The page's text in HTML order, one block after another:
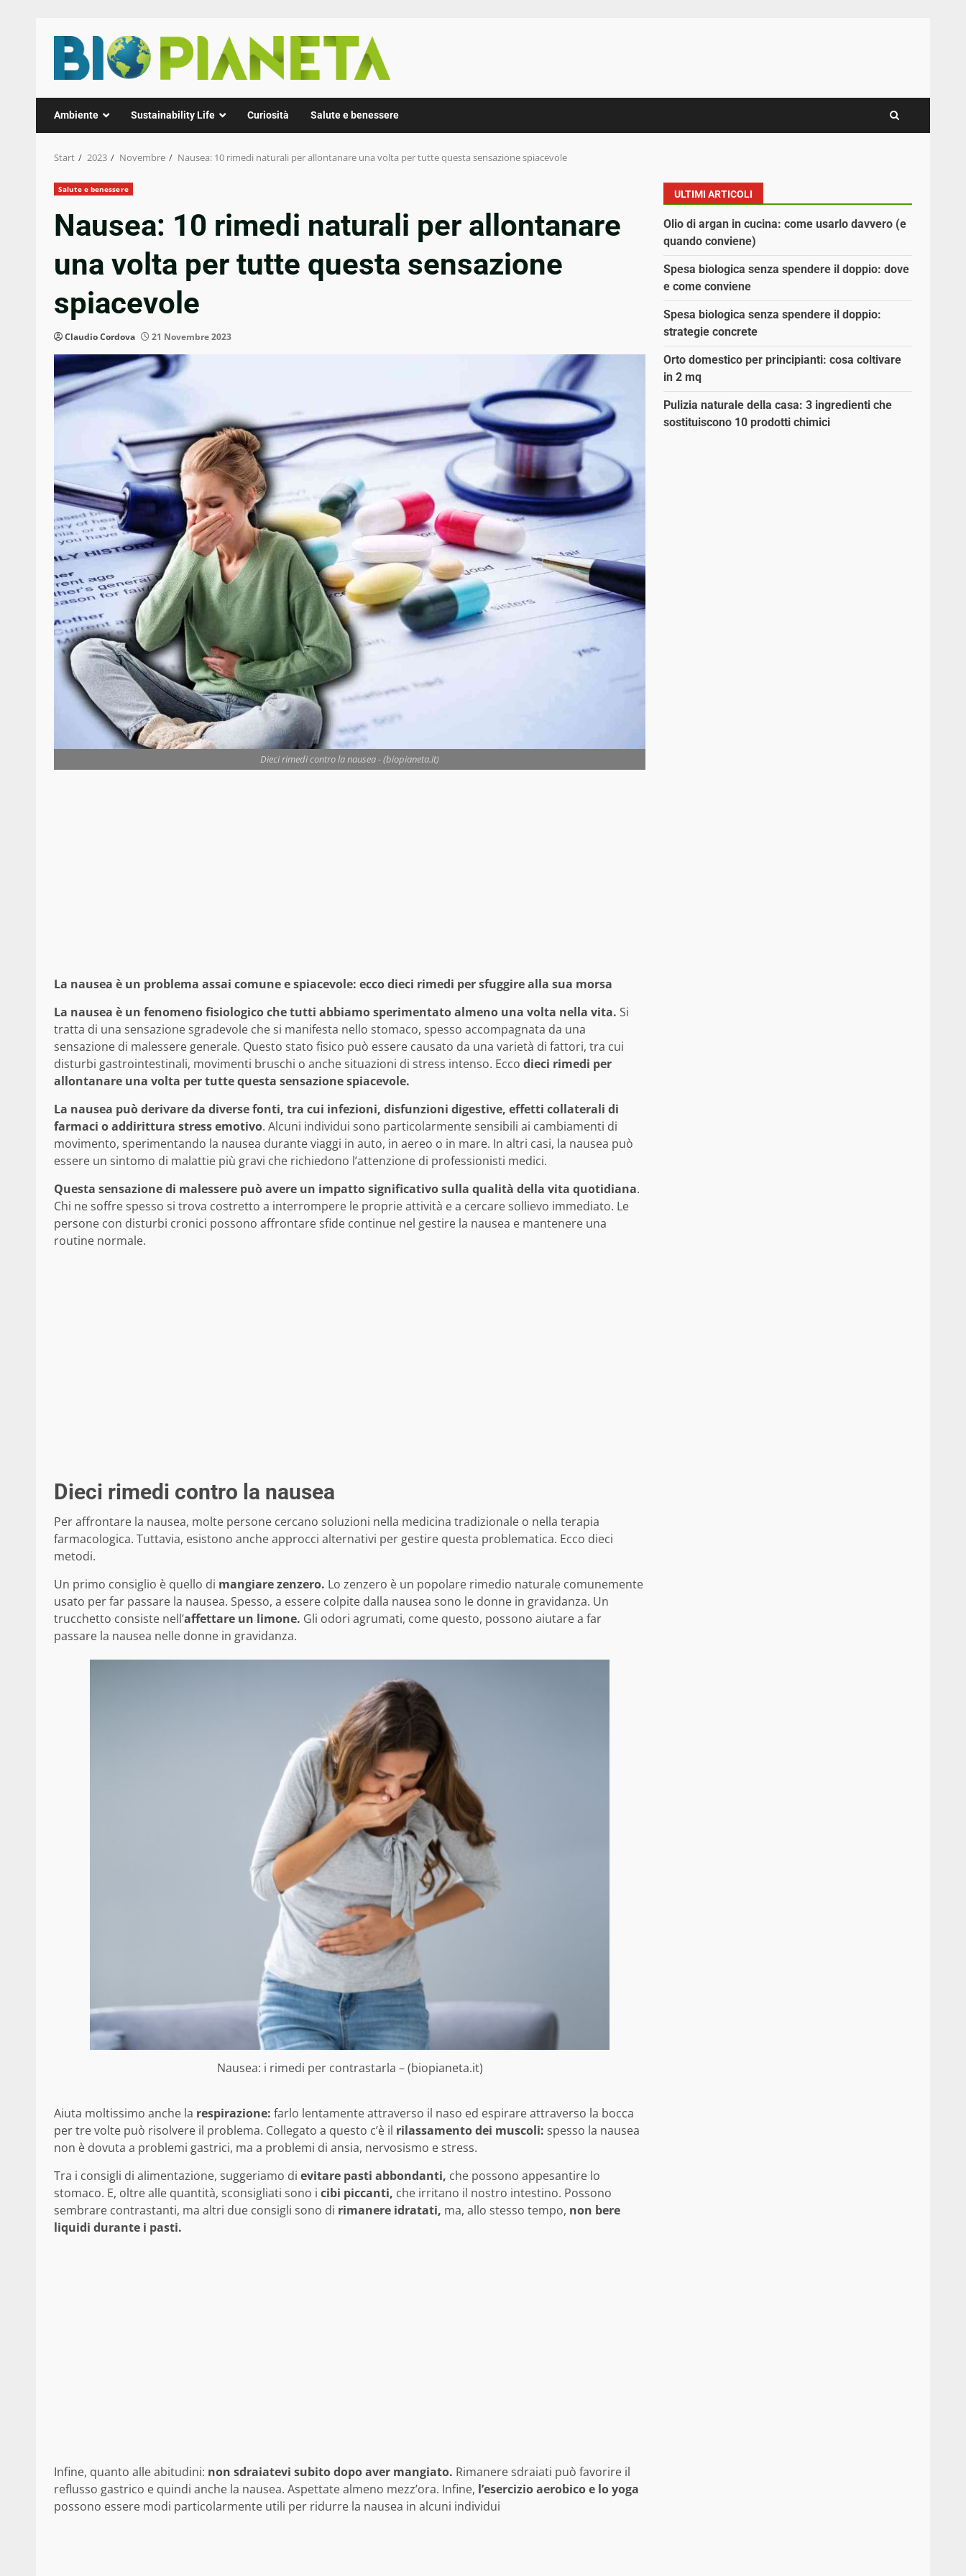
Inhalt
springen
Ambiente Sustainability Life Curiosità Salute e benessere
Start 2023 Novembre Nausea: 10 rimedi naturali per allontanare una volta per tutte questa sensazione spiacevole
Salute e benessere
Nausea: 10 rimedi naturali per allontanare
una volta per tutte questa sensazione
spiacevole
Claudio Cordova 21 Novembre 2023
Dieci rimedi contro la nausea - (biopianeta.it)
La nausea è un problema assai comune e spiacevole: ecco dieci rimedi per sfuggire alla sua morsa
La nausea è un fenomeno fisiologico che tutti abbiamo sperimentato almeno una volta nella vita. Si
tratta di una sensazione sgradevole che si manifesta nello stomaco, spesso accompagnata da una
sensazione di malessere generale. Questo stato fisico può essere causato da una varietà di fattori, tra cui
disturbi gastrointestinali, movimenti bruschi o anche situazioni di stress intenso. Ecco dieci rimedi per
allontanare una volta per tutte questa sensazione spiacevole.
La nausea può derivare da diverse fonti, tra cui infezioni, disfunzioni digestive, effetti collaterali di
farmaci o addirittura stress emotivo. Alcuni individui sono particolarmente sensibili ai cambiamenti di
movimento, sperimentando la nausea durante viaggi in auto, in aereo o in mare. In altri casi, la nausea può
essere un sintomo di malattie più gravi che richiedono l’attenzione di professionisti medici.
Questa sensazione di malessere può avere un impatto significativo sulla qualità della vita quotidiana.
Chi ne soffre spesso si trova costretto a interrompere le proprie attività e a cercare sollievo immediato. Le
persone con disturbi cronici possono affrontare sfide continue nel gestire la nausea e mantenere una
routine normale.
Dieci rimedi contro la nausea
Per affrontare la nausea, molte persone cercano soluzioni nella medicina tradizionale o nella terapia
farmacologica. Tuttavia, esistono anche approcci alternativi per gestire questa problematica. Ecco dieci
metodi.
Un primo consiglio è quello di mangiare zenzero. Lo zenzero è un popolare rimedio naturale comunemente
usato per far passare la nausea. Spesso, a essere colpite dalla nausea sono le donne in gravidanza. Un
trucchetto consiste nell’affettare un limone. Gli odori agrumati, come questo, possono aiutare a far
passare la nausea nelle donne in gravidanza.
Nausea: i rimedi per contrastarla – (biopianeta.it)
Aiuta moltissimo anche la respirazione: farlo lentamente attraverso il naso ed espirare attraverso la bocca
per tre volte può risolvere il problema. Collegato a questo c’è il rilassamento dei muscoli: spesso la nausea
non è dovuta a problemi gastrici, ma a problemi di ansia, nervosismo e stress.
Tra i consigli di alimentazione, suggeriamo di evitare pasti abbondanti, che possono appesantire lo
stomaco. E, oltre alle quantità, sconsigliati sono i cibi piccanti, che irritano il nostro intestino. Possono
sembrare contrastanti, ma altri due consigli sono di rimanere idratati, ma, allo stesso tempo, non bere
liquidi durante i pasti.
Infine, quanto alle abitudini: non sdraiatevi subito dopo aver mangiato. Rimanere sdraiati può favorire il
reflusso gastrico e quindi anche la nausea. Aspettate almeno mezz’ora. Infine, l’esercizio aerobico e lo yoga
possono essere modi particolarmente utili per ridurre la nausea in alcuni individui
ULTIMI ARTICOLI
Olio di argan in cucina: come usarlo davvero (e
quando conviene)
Spesa biologica senza spendere il doppio: dove
e come conviene
Spesa biologica senza spendere il doppio:
strategie concrete
Orto domestico per principianti: cosa coltivare
in 2 mq
Pulizia naturale della casa: 3 ingredienti che
sostituiscono 10 prodotti chimici